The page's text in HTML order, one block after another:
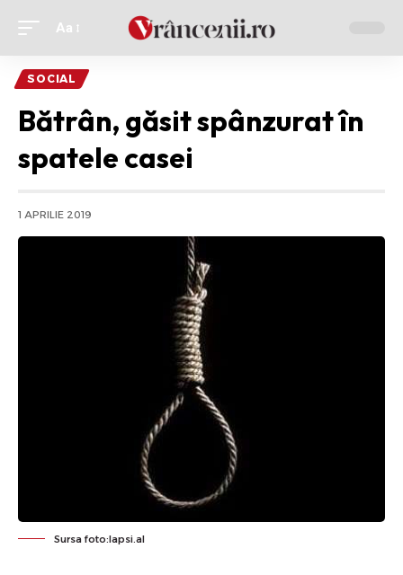
Ajustor
font
Aa
SOCIAL
Bătrân, găsit spânzurat în
spatele casei
1 APRILIE 2019
Sursa foto:lapsi.al